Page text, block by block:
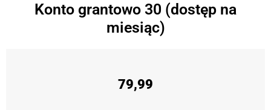
Konto grantowo 30 (dostęp na
miesiąc)
79,99